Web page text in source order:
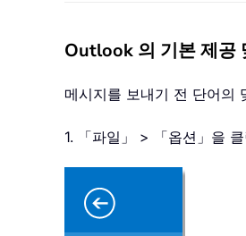
Outlook 의 기본 제공
메시지를 보내기 전 단어의
1. 「파일」 > 「옵션」을